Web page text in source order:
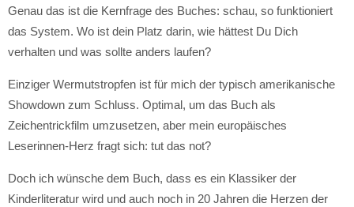
Genau das ist die Kernfrage des Buches: schau, so funktioniert
das System. Wo ist dein Platz darin, wie hättest Du Dich
verhalten und was sollte anders laufen?
Einziger Wermutstropfen ist für mich der typisch amerikanische
Showdown zum Schluss. Optimal, um das Buch als
Zeichentrickfilm umzusetzen, aber mein europäisches
Leserinnen-Herz fragt sich: tut das not?
Doch ich wünsche dem Buch, dass es ein Klassiker der
Kinderliteratur wird und auch noch in 20 Jahren die Herzen der